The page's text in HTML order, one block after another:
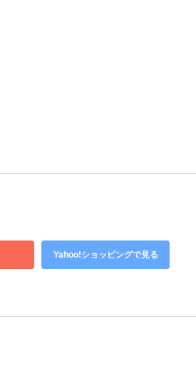
Yahoo!ショッピングで見る